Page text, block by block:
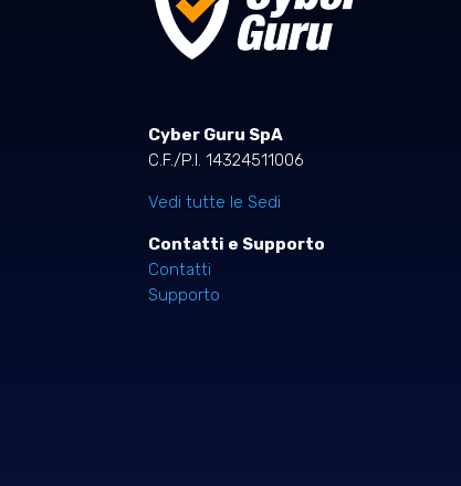
Cyber Guru SpA
C.F./P.I. 14324511006
Vedi tutte le Sedi
Contatti e Supporto
Contatti
Supporto